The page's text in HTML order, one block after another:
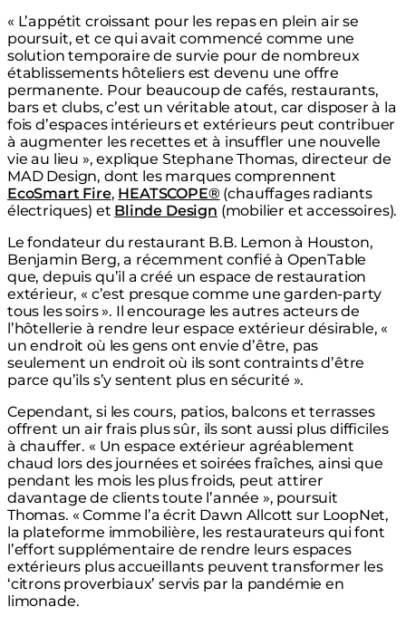
« L’appétit croissant pour les repas en plein air se
poursuit, et ce qui avait commencé comme une
solution temporaire de survie pour de nombreux
établissements hôteliers est devenu une offre
permanente. Pour beaucoup de cafés, restaurants,
bars et clubs, c’est un véritable atout, car disposer à la
fois d’espaces intérieurs et extérieurs peut contribuer
à augmenter les recettes et à insuffler une nouvelle
vie au lieu », explique Stephane Thomas, directeur de
MAD Design, dont les marques comprennent
EcoSmart Fire, HEATSCOPE® (chauffages radiants
électriques) et Blinde Design (mobilier et accessoires).
Le fondateur du restaurant B.B. Lemon à Houston,
Benjamin Berg, a récemment confié à OpenTable
que, depuis qu’il a créé un espace de restauration
extérieur, « c’est presque comme une garden-party
tous les soirs ». Il encourage les autres acteurs de
l’hôtellerie à rendre leur espace extérieur désirable, «
un endroit où les gens ont envie d’être, pas
seulement un endroit où ils sont contraints d’être
parce qu’ils s’y sentent plus en sécurité ».
Cependant, si les cours, patios, balcons et terrasses
offrent un air frais plus sûr, ils sont aussi plus difficiles
à chauffer. « Un espace extérieur agréablement
chaud lors des journées et soirées fraîches, ainsi que
pendant les mois les plus froids, peut attirer
davantage de clients toute l’année », poursuit
Thomas. « Comme l’a écrit Dawn Allcott sur LoopNet,
la plateforme immobilière, les restaurateurs qui font
l’effort supplémentaire de rendre leurs espaces
extérieurs plus accueillants peuvent transformer les
‘citrons proverbiaux’ servis par la pandémie en
limonade.